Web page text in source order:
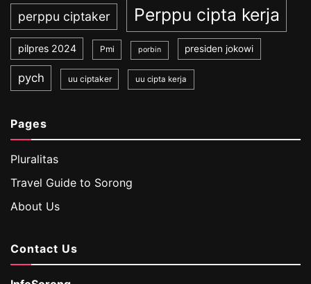
perppu ciptaker Perppu cipta kerja
pilpres 2024 Pmi porbin presiden jokowi
pych uu ciptaker uu cipta kerja
Pages
Pluralitas
Travel Guide to Sorong
About Us
Contact Us